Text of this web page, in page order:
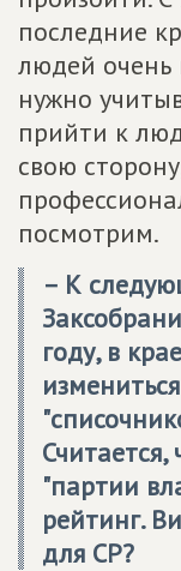
последние
людей очень
нужно
прийти к
свою
посмотрим.
– К
году, в
"партии
рейтинг.
для СР?